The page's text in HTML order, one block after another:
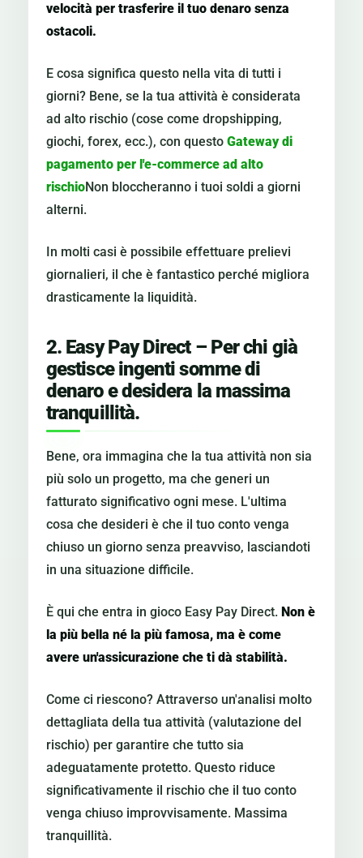
velocità per trasferire il tuo denaro senza
ostacoli.
E cosa significa questo nella vita di tutti i
giorni? Bene, se la tua attività è considerata
ad alto rischio (cose come dropshipping,
giochi, forex, ecc.), con questo Gateway di
pagamento per l'e-commerce ad alto
rischioNon bloccheranno i tuoi soldi a giorni
alterni.
In molti casi è possibile effettuare prelievi
giornalieri, il che è fantastico perché migliora
drasticamente la liquidità.
2. Easy Pay Direct – Per chi già
gestisce ingenti somme di
denaro e desidera la massima
tranquillità.
Bene, ora immagina che la tua attività non sia
più solo un progetto, ma che generi un
fatturato significativo ogni mese. L'ultima
cosa che desideri è che il tuo conto venga
chiuso un giorno senza preavviso, lasciandoti
in una situazione difficile.
È qui che entra in gioco Easy Pay Direct. Non è
la più bella né la più famosa, ma è come
avere un'assicurazione che ti dà stabilità.
Come ci riescono? Attraverso un'analisi molto
dettagliata della tua attività (valutazione del
rischio) per garantire che tutto sia
adeguatamente protetto. Questo riduce
significativamente il rischio che il tuo conto
venga chiuso improvvisamente. Massima
tranquillità.